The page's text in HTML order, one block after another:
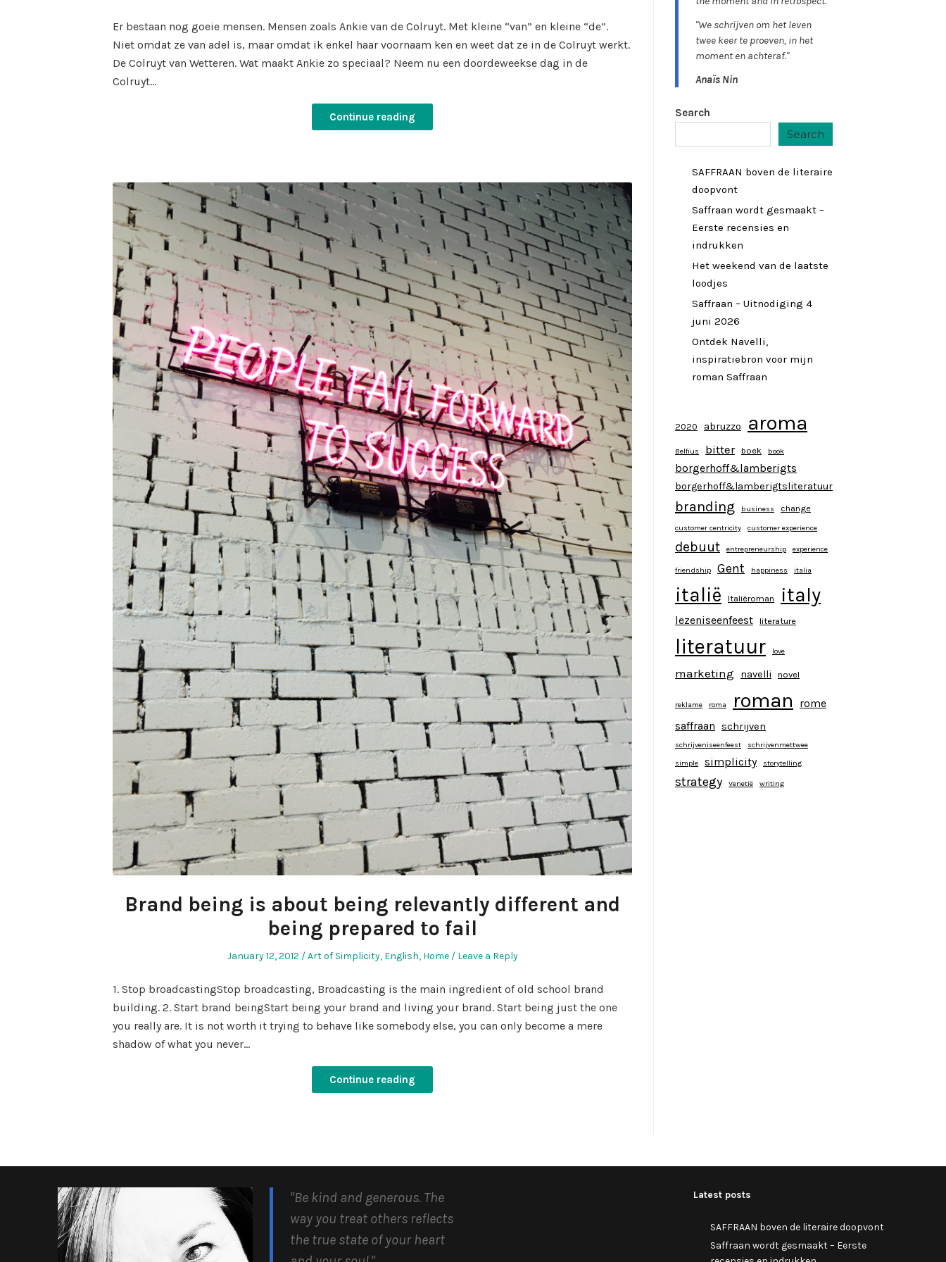
Er bestaan nog goeie mensen. Mensen zoals Ankie van de Colruyt. Met kleine “van” en kleine “de”.
Niet omdat ze van adel is, maar omdat ik enkel haar voornaam ken en weet dat ze in de Colruyt werkt.
De Colruyt van Wetteren. Wat maakt Ankie zo speciaal? Neem nu een doordeweekse dag in de
Colruyt…
Continue reading
Brand being is about being relevantly different and
being prepared to fail
Posted
January 12, 2012
Posted
Art of Simplicity, English, Home Leave a Reply
1. Stop broadcastingStop broadcasting, Broadcasting is the main ingredient of old school brand
building. 2. Start brand beingStart being your brand and living your brand. Start being just the one
you really are. It is not worth it trying to behave like somebody else, you can only become a mere
shadow of what you never…
Continue reading
"We schrijven om het leven
twee keer te proeven, in het
moment en achteraf."
Anaïs Nin
Search
Search
SAFFRAAN boven de literaire
doopvont
Saffraan wordt gesmaakt –
Eerste recensies en
indrukken
Het weekend van de laatste
loodjes
Saffraan – Uitnodiging 4
juni 2026
Ontdek Navelli,
inspiratiebron voor mijn
roman Saffraan
2020 abruzzo aroma
Belfius bitter boek book
borgerhoff&lamberigts
borgerhoff&lamberigtsliteratuur
branding business change
customer centricity customer experience
debuut entrepreneurship experience
friendship Gent happiness italia
italië Italiëroman italy
lezeniseenfeest literature
literatuur love
marketing navelli novel
reklame roma roman
rome
saffraan
schrijven
schrijveniseenfeest
schrijvenmettwee
simple
simplicity storytelling
strategy Venetië writing
"Be kind and generous. The
way you treat others reflects
the true state of your heart
Latest posts
SAFFRAAN boven de literaire doopvont
Saffraan wordt gesmaakt – Eerste